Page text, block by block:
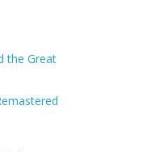
the Great